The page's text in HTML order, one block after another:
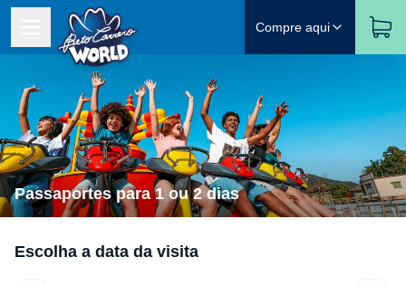
Compre aqui
Passaportes para 1 ou 2 dias
Escolha a data da visita